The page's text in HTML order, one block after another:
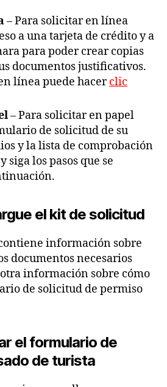
– Para solicitar en línea
a una tarjeta de crédito y a
para poder crear copias
documentos justificativos.
línea puede hacerclic
– Para solicitar en papel
de solicitud de su
y la lista de comprobación
siga los pasos que se
el kit de solicitud
información sobre
documentos necesarios
información sobre cómo
de solicitud de permiso
el formulario de
de turista